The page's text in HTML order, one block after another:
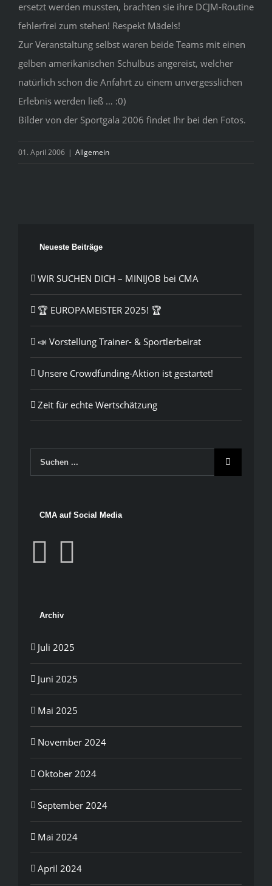
ersetzt werden mussten, brachten sie ihre DCJM-Routine
fehlerfrei zum stehen! Respekt Mädels!
Zur Veranstaltung selbst waren beide Teams mit einen
gelben amerikanischen Schulbus angereist, welcher
natürlich schon die Anfahrt zu einem unvergesslichen
Erlebnis werden ließ … :0)
Bilder von der Sportgala 2006 findet Ihr bei den Fotos.
01. April 2006 | Allgemein
Neueste Beiträge
WIR SUCHEN DICH – MINIJOB bei CMA
🏆 EUROPAMEISTER 2025! 🏆
📣 Vorstellung Trainer- & Sportlerbeirat
Unsere Crowdfunding-Aktion ist gestartet!
Zeit für echte Wertschätzung
Suche
nach:
CMA auf Social Media
Archiv
Juli 2025
Juni 2025
Mai 2025
November 2024
Oktober 2024
September 2024
Mai 2024
April 2024